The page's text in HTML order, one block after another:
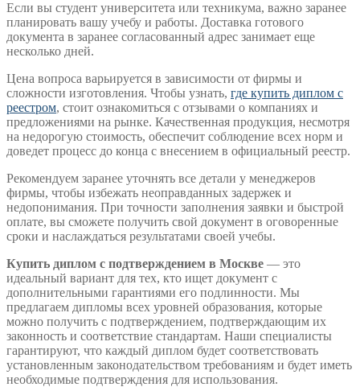
Если вы студент университета или техникума, важно заранее
планировать вашу учебу и работы. Доставка готового
документа в заранее согласованный адрес занимает еще
несколько дней.
Цена вопроса варьируется в зависимости от фирмы и
сложности изготовления. Чтобы узнать, где купить диплом с
реестром, стоит ознакомиться с отзывами о компаниях и
предложениями на рынке. Качественная продукция, несмотря
на недорогую стоимость, обеспечит соблюдение всех норм и
доведет процесс до конца с внесением в официальный реестр.
Рекомендуем заранее уточнять все детали у менеджеров
фирмы, чтобы избежать неоправданных задержек и
недопонимания. При точности заполнения заявки и быстрой
оплате, вы сможете получить свой документ в оговоренные
сроки и наслаждаться результатами своей учебы.
Купить диплом с подтверждением в Москве — это
идеальный вариант для тех, кто ищет документ с
дополнительными гарантиями его подлинности. Мы
предлагаем дипломы всех уровней образования, которые
можно получить с подтверждением, подтверждающим их
законность и соответствие стандартам. Наши специалисты
гарантируют, что каждый диплом будет соответствовать
установленным законодательством требованиям и будет иметь
необходимые подтверждения для использования.